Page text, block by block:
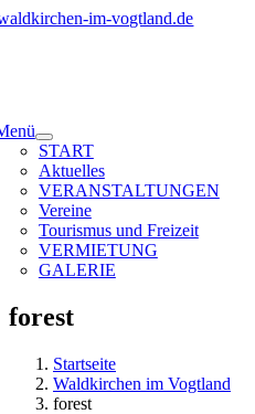
Zum
START
Aktuelles
VERANSTALTUNGEN
Vereine
Tourismus und Freizeit
VERMIETUNG
GALERIE
forest
Startseite
Waldkirchen im Vogtland
forest